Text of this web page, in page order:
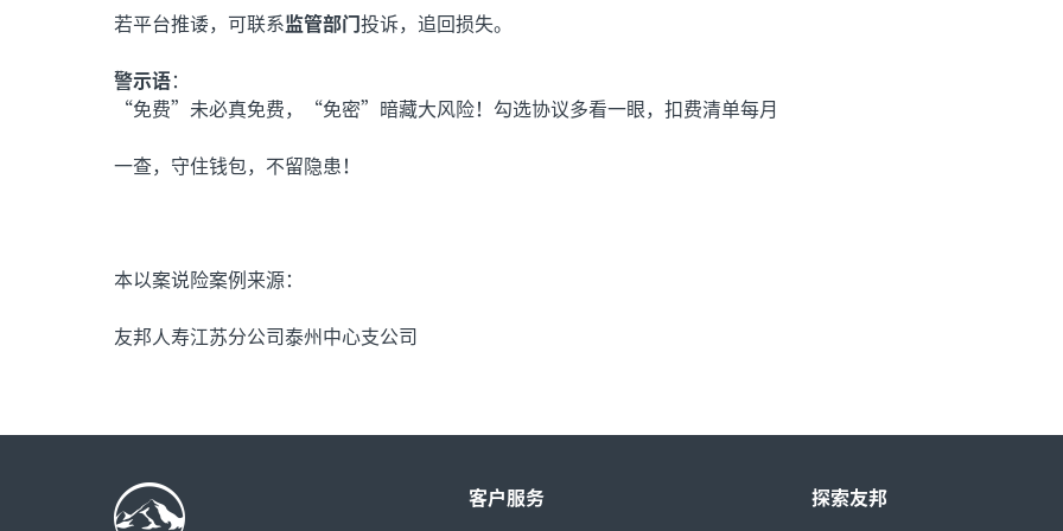
若平台推诿，可联系监管部门投诉，追回损失。
警示语：
“免费”未必真免费，“免密”暗藏大风险！勾选协议多看一眼，扣费清单每月
一查，守住钱包，不留隐患！
本以案说险案例来源：
友邦人寿江苏分公司泰州中心支公司
客户服务 探索友邦